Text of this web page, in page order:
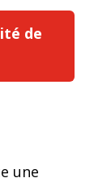
de
une